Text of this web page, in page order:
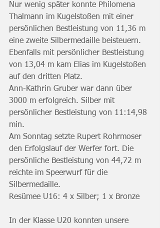
Nur wenig später konnte Philomena
Thalmann im Kugelstoßen mit einer
persönlichen Bestleistung von 11,36 m
eine zweite Silbermedaille beisteuern.
Ebenfalls mit persönlicher Bestleistung
von 13,04 m kam Elias im Kugelstoßen
auf den dritten Platz.
Ann-Kathrin Gruber war dann über
3000 m erfolgreich. Silber mit
persönlicher Bestleistung von 11:14,98
min.
Am Sonntag setzte Rupert Rohrmoser
den Erfolgslauf der Werfer fort. Die
persönliche Bestleistung von 44,72 m
reichte im Speerwurf für die
Silbermedaille.
Resümee U16: 4 x Silber; 1 x Bronze
In der Klasse U20 konnten unsere